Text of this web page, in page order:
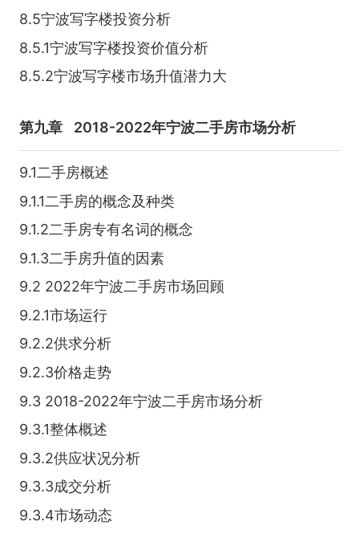
8.5宁波写字楼投资分析
8.5.1宁波写字楼投资价值分析
8.5.2宁波写字楼市场升值潜力大
第九章 2018-2022年宁波二手房市场分析
9.1二手房概述
9.1.1二手房的概念及种类
9.1.2二手房专有名词的概念
9.1.3二手房升值的因素
9.2 2022年宁波二手房市场回顾
9.2.1市场运行
9.2.2供求分析
9.2.3价格走势
9.3 2018-2022年宁波二手房市场分析
9.3.1整体概述
9.3.2供应状况分析
9.3.3成交分析
9.3.4市场动态